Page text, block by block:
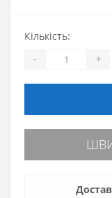
Кількість:
- +